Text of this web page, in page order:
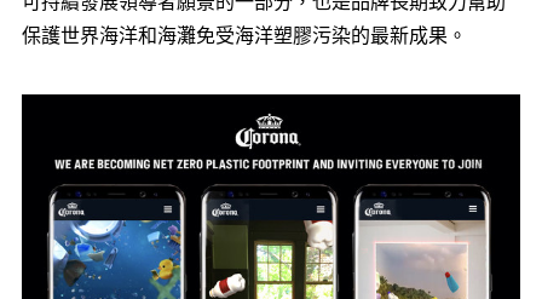
保護世界海洋和海灘免受海洋塑膠污染的最新成果。